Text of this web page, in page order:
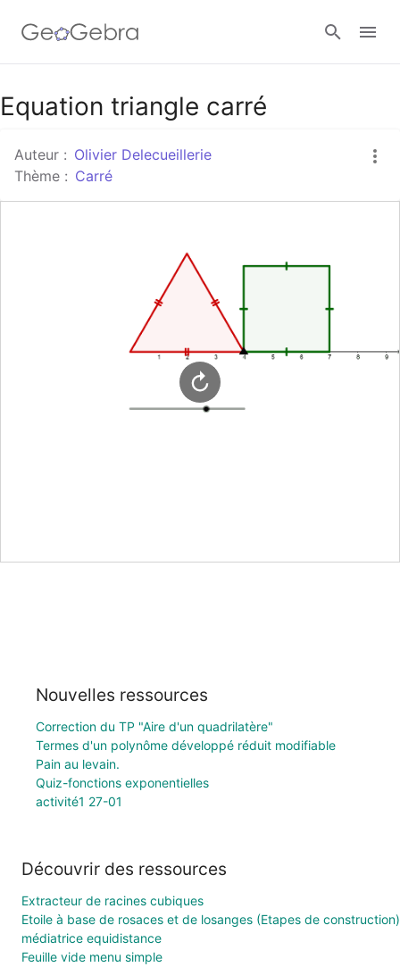
Google Classroom
Classe GeoGebra
Equation triangle carré
Auteur : Olivier Delecueillerie
Thème : Carré
Nouvelles ressources
Correction du TP "Aire d'un quadrilatère"
Termes d'un polynôme développé réduit modifiable
Pain au levain.
Quiz-fonctions exponentielles
activité1 27-01
Découvrir des ressources
Extracteur de racines cubiques
Etoile à base de rosaces et de losanges (Etapes de construction)
médiatrice equidistance
Feuille vide menu simple